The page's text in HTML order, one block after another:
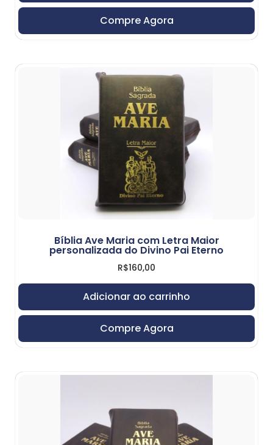
Compre Agora
Bíblia Ave Maria com Letra Maior
personalizada do Divino Pai Eterno
R$160,00
Adicionar ao carrinho
Compre Agora